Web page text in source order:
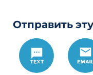
Отправить
Text
Email